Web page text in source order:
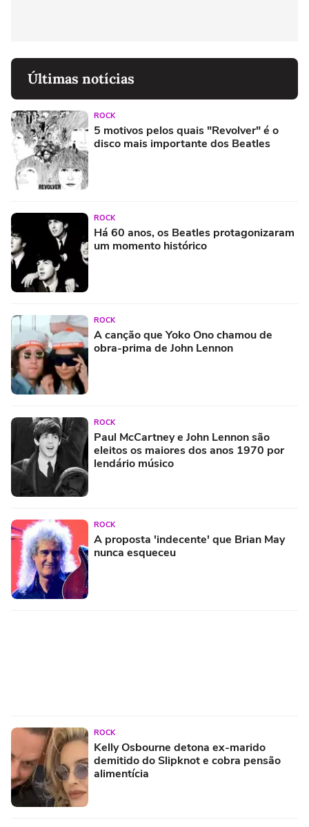
Últimas notícias
ROCK
5 motivos pelos quais "Revolver" é o
disco mais importante dos Beatles
ROCK
Há 60 anos, os Beatles protagonizaram
um momento histórico
ROCK
A canção que Yoko Ono chamou de
obra-prima de John Lennon
ROCK
Paul McCartney e John Lennon são
eleitos os maiores dos anos 1970 por
lendário músico
ROCK
A proposta 'indecente' que Brian May
nunca esqueceu
ROCK
Kelly Osbourne detona ex-marido
demitido do Slipknot e cobra pensão
alimentícia